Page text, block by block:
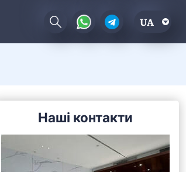
UA
Наші контакти